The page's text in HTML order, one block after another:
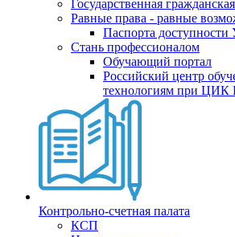
Государственная
Равные права - равные
Паспорта
Стань профессионалом
Обучающий портал
Российский центр
технологиям при ЦИК
Контрольно-счетная палата
КСП